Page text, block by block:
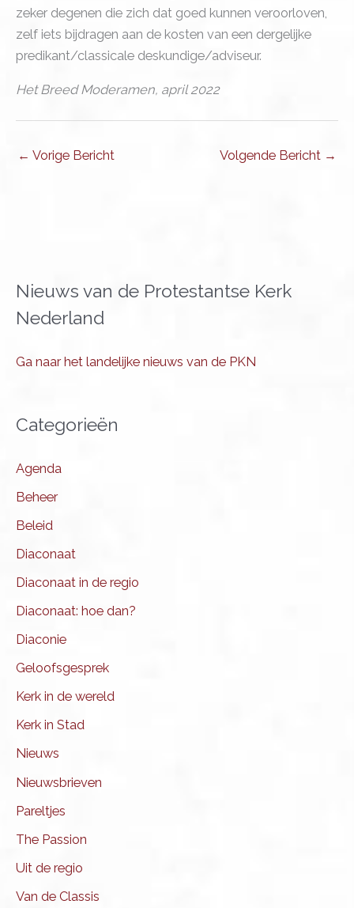
zeker degenen die zich dat goed kunnen veroorloven,
zelf iets bijdragen aan de kosten van een dergelijke
predikant/classicale deskundige/adviseur.
Het Breed Moderamen, april 2022
← Vorige Bericht Volgende Bericht →
Nieuws van de Protestantse Kerk
Nederland
Ga naar het landelijke nieuws van de PKN
Categorieën
Agenda
Beheer
Beleid
Diaconaat
Diaconaat in de regio
Diaconaat: hoe dan?
Diaconie
Geloofsgesprek
Kerk in de wereld
Kerk in Stad
Nieuws
Nieuwsbrieven
Pareltjes
The Passion
Uit de regio
Van de Classis